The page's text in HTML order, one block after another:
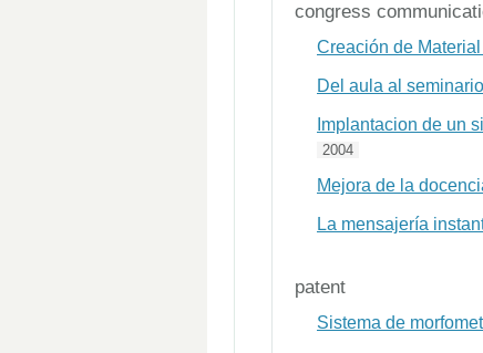
congress
Creación de
Del aula al
Implantacion de un
2004
Mejora de la
La mensajería
patent
Sistema de